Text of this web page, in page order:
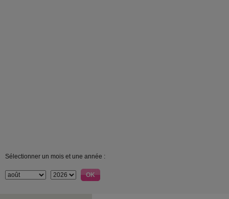
Sélectionner un mois et une année :